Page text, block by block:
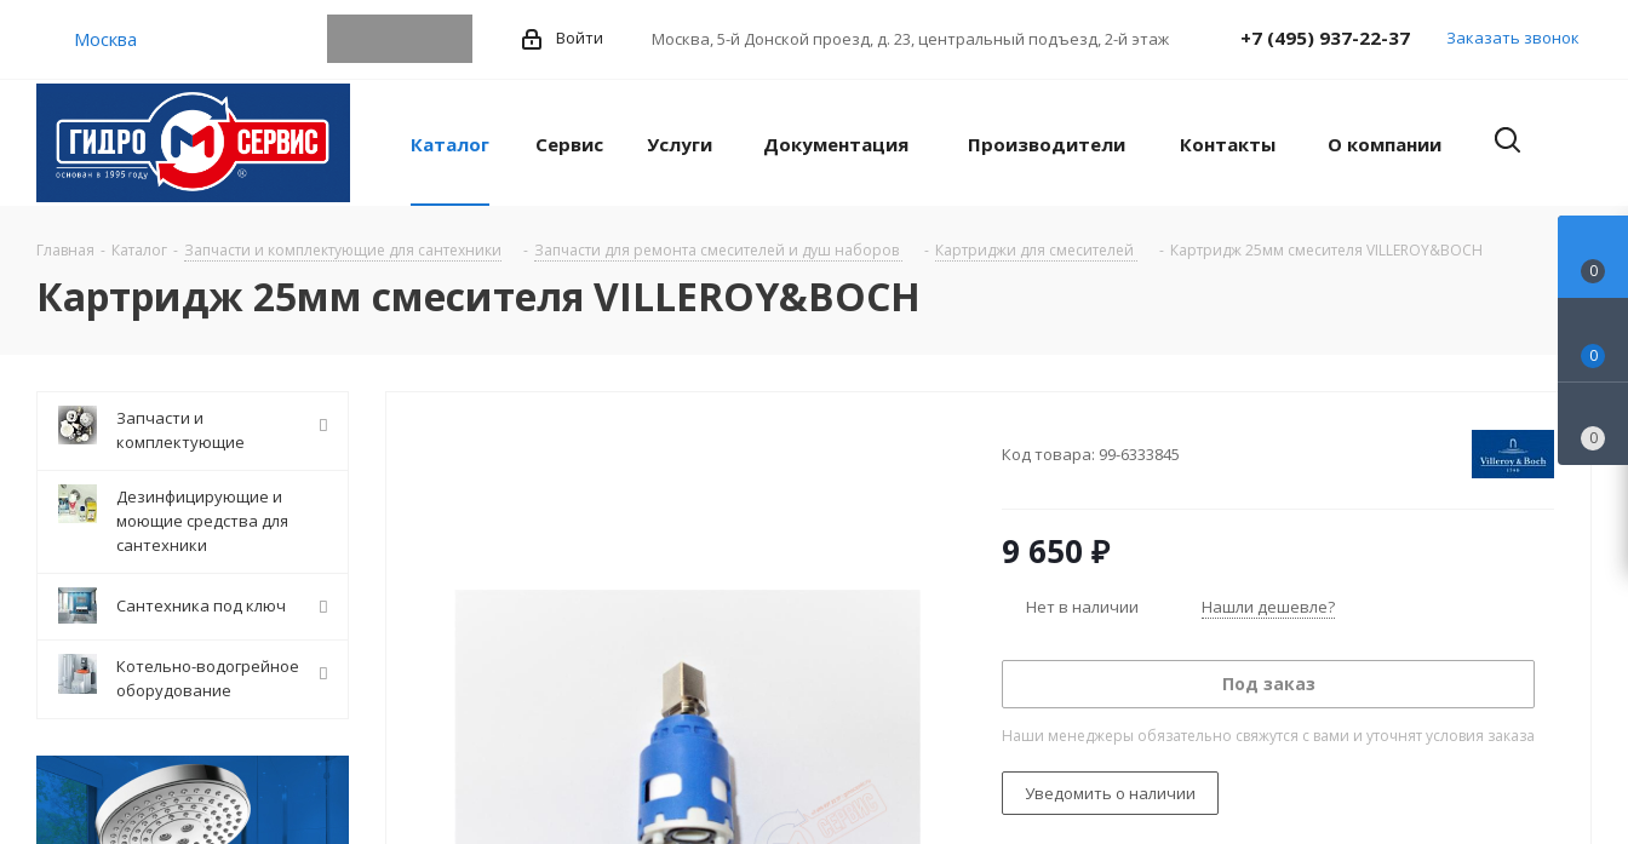
Москва Войти Москва,5-й Донской проезд, д. 23, центральный подъезд, 2-й этаж +7 (495) 937-22-37 Заказать звонок
Каталог Сервис Услуги Документация Производители Контакты О компании
Главная - Каталог - Запчасти и комплектующие для сантехники - Запчасти для ремонта смесителей и душ наборов - Картриджи для смесителей - Картридж 25мм смесителя VILLEROY&BOCH
Картридж 25мм смесителя VILLEROY&BOCH
Код товара: 99-6333845
9 650 ₽
Нет в наличии Нашли дешевле?
Под заказ
Наши менеджеры обязательно свяжутся с вами и уточнят условия заказа
Уведомить о наличии
Запчасти и
комплектующие
Дезинфицирующие и
моющие средства для
сантехники
Сантехника под ключ
Котельно-водогрейное
оборудование
0
0
0